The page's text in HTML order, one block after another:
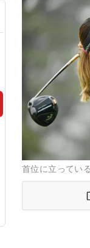
首位に立ってい